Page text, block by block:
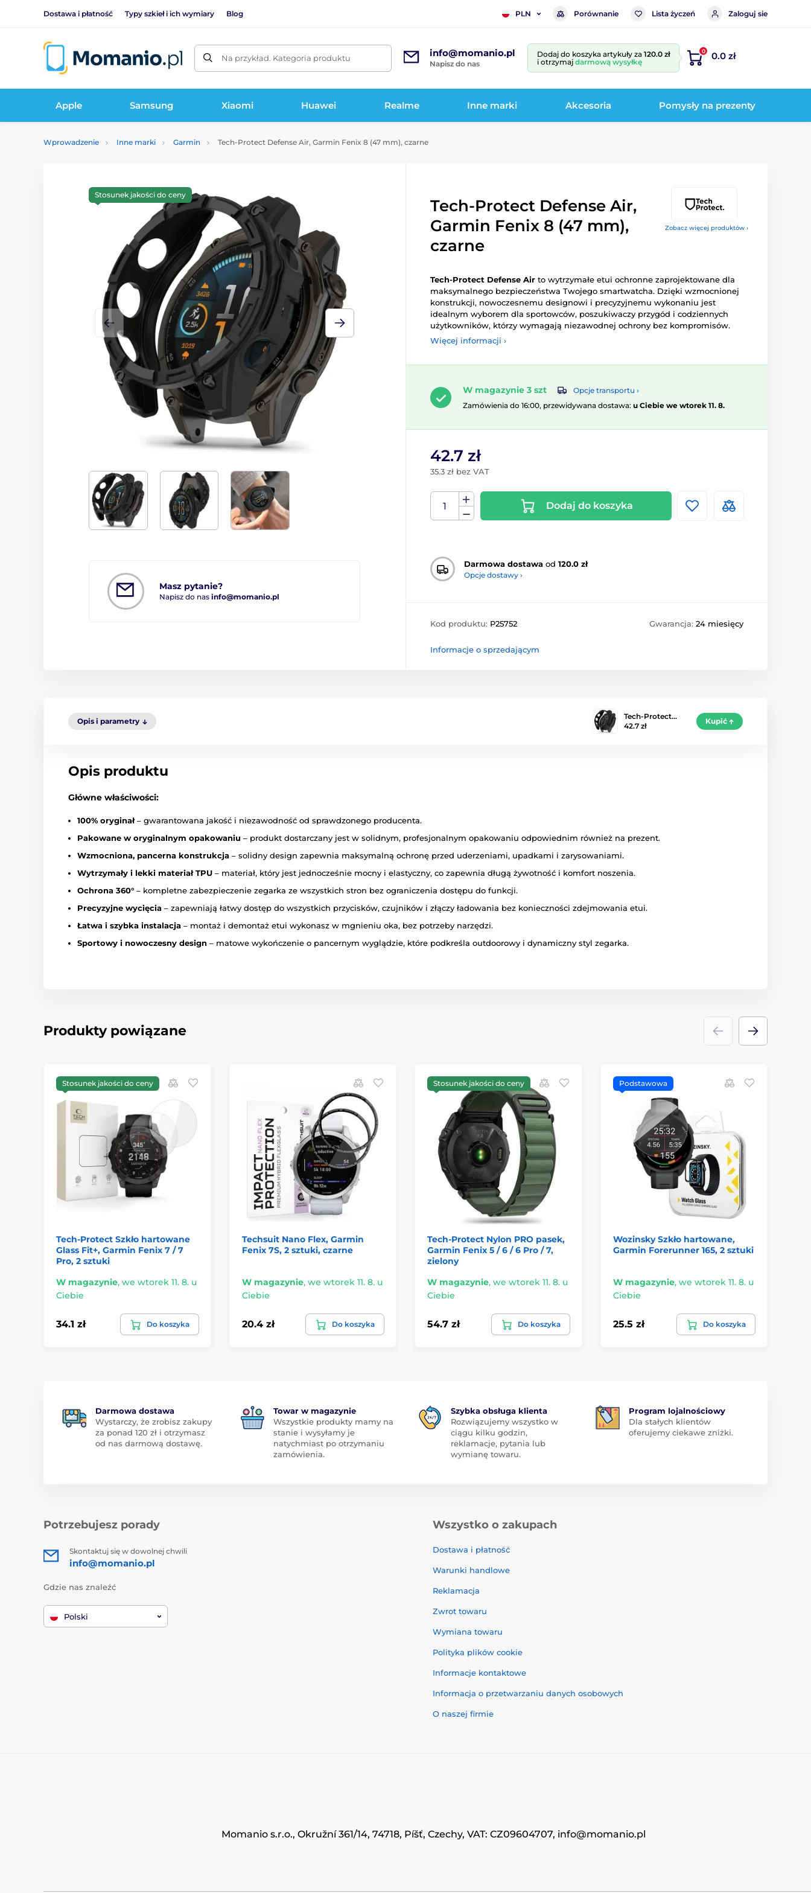
Dostawa i płatność Typy szkieł i ich wymiary Blog PLN Porównanie Lista życzeń Zaloguj sie
Na przykład. Kategoria produktu info@momanio.pl
Napisz do nas
Dodaj do koszyka artykuły za 120.0 zł
i otrzymaj darmową wysyłkę
0 0.0 zł
Apple Samsung Xiaomi Huawei Realme Inne marki Akcesoria Pomysły na prezenty
Wprowadzenie Inne marki Garmin Tech-Protect Defense Air, Garmin Fenix 8 (47 mm), czarne
Zobacz więcej produktów ›
Masz pytanie?
Napisz do nas info@momanio.pl
Stosunek jakości do ceny
Tech-Protect Defense Air,
Garmin Fenix 8 (47 mm),
czarne
Tech-Protect Defense Air to wytrzymałe etui ochronne zaprojektowane dla
maksymalnego bezpieczeństwa Twojego smartwatcha. Dzięki wzmocnionej
konstrukcji, nowoczesnemu designowi i precyzyjnemu wykonaniu jest
idealnym wyborem dla sportowców, poszukiwaczy przygód i codziennych
użytkowników, którzy wymagają niezawodnej ochrony bez kompromisów.
Więcej informacji ›
W magazynie 3 szt
Opcje transportu ›
Zamówienia do 16:00, przewidywana dostawa: u Ciebie we wtorek 11. 8.
42.7 zł
35.3 zł bez VAT
Dodaj do koszyka
Darmowa dostawa od 120.0 zł
Opcje dostawy ›
Kod produktu: P25752 Gwarancja: 24 miesięcy
Informacje o sprzedającym
Opis i parametry
Tech-Protect…
42.7 zł
Kupić
Opis produktu
Główne właściwości:
100% oryginał– gwarantowana jakość i niezawodność od sprawdzonego producenta.
Pakowane w oryginalnym opakowaniu – produkt dostarczany jest w solidnym, profesjonalnym opakowaniu odpowiednim również na prezent.
Wzmocniona, pancerna konstrukcja – solidny design zapewnia maksymalną ochronę przed uderzeniami, upadkami i zarysowaniami.
Wytrzymały i lekki materiał TPU – materiał, który jest jednocześnie mocny i elastyczny, co zapewnia długą żywotność i komfort noszenia.
Ochrona 360° – kompletne zabezpieczenie zegarka ze wszystkich stron bez ograniczenia dostępu do funkcji.
Precyzyjne wycięcia – zapewniają łatwy dostęp do wszystkich przycisków, czujników i złączy ładowania bez konieczności zdejmowania etui.
Łatwa i szybka instalacja – montaż i demontaż etui wykonasz w mgnieniu oka, bez potrzeby narzędzi.
Sportowy i nowoczesny design – matowe wykończenie o pancernym wyglądzie, które podkreśla outdoorowy i dynamiczny styl zegarka.
Produkty powiązane
Stosunek jakości do ceny
Tech-Protect Szkło hartowane
Glass Fit+, Garmin Fenix 7 / 7
Pro, 2 sztuki
W magazynie, we wtorek 11. 8. u
Ciebie
34.1 zł Do koszyka
Techsuit Nano Flex, Garmin
Fenix 7S, 2 sztuki, czarne
W magazynie, we wtorek 11. 8. u
Ciebie
20.4 zł Do koszyka
Stosunek jakości do ceny
Tech-Protect Nylon PRO pasek,
Garmin Fenix 5 / 6 / 6 Pro / 7,
zielony
W magazynie, we wtorek 11. 8. u
Ciebie
54.7 zł Do koszyka
Podstawowa
Wozinsky Szkło hartowane,
Garmin Forerunner 165, 2 sztuki
W magazynie, we wtorek 11. 8. u
Ciebie
25.5 zł Do koszyka
Darmowa dostawa
Wystarczy, że zrobisz zakupy
za ponad 120 zł i otrzymasz
od nas darmową dostawę.
Towar w magazynie
Wszystkie produkty mamy na
stanie i wysyłamy je
natychmiast po otrzymaniu
zamówienia.
Szybka obsługa klienta
Rozwiązujemy wszystko w
ciągu kilku godzin,
reklamacje, pytania lub
wymianę towaru.
Program lojalnościowy
Dla stałych klientów
oferujemy ciekawe zniżki.
Potrzebujesz porady
Skontaktuj się w dowolnej chwili
info@momanio.pl
Gdzie nas znaleźć
Polski
Wszystko o zakupach
Dostawa i płatność
Warunki handlowe
Reklamacja
Zwrot towaru
Wymiana towaru
Polityka plików cookie
Informacje kontaktowe
Informacja o przetwarzaniu danych osobowych
O naszej firmie
Momanio s.r.o., Okružní 361/14, 74718, Píšť, Czechy, VAT: CZ09604707, info@momanio.pl